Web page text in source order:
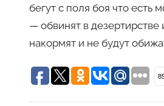
бегут с поля боя что
— обвинят в
накормят и не будут